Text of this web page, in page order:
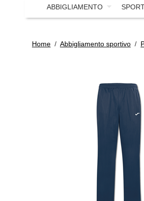
ABBIGLIAMENTO
Home / Abbigliamento sportivo /